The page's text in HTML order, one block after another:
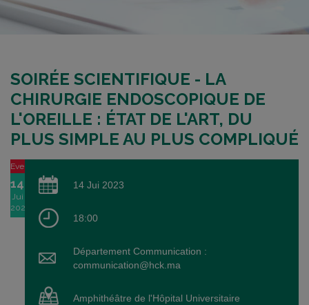
SOIRÉE SCIENTIFIQUE - LA
CHIRURGIE ENDOSCOPIQUE DE
L'OREILLE : ÉTAT DE L'ART, DU
PLUS SIMPLE AU PLUS COMPLIQUÉ
Event
14
Jui
2023
14 Jui 2023
18:00
Département Communication :
communication@hck.ma
Amphithéâtre de l'Hôpital Universitaire